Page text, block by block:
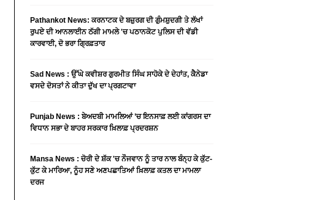
Pathankot News: ਕਰਨਾਟਕ ਦੇ ਬਜ਼ੁਰਗ ਦੀ ਗੁੰਮਸ਼ੁਦਗੀ ਤੇ ਲੱਖਾਂ
ਰੁਪਏ ਦੀ ਆਨਲਾਈਨ ਠੱਗੀ ਮਾਮਲੇ 'ਚ ਪਠਾਨਕੋਟ ਪੁਲਿਸ ਦੀ ਵੱਡੀ
ਕਾਰਵਾਈ, ਦੋ ਭਰਾ ਗ੍ਰਿਫ਼ਤਾਰ
Sad News : ਉੱਘੇ ਕਵੀਸ਼ਰ ਗੁਰਮੀਤ ਸਿੰਘ ਸਾਹੋਕੇ ਦੇ ਦੇਹਾਂਤ, ਕੈਨੇਡਾ
ਵਸਦੇ ਦੋਸਤਾਂ ਨੇ ਕੀਤਾ ਦੁੱਖ ਦਾ ਪ੍ਰਗਟਾਵਾ
Punjab News : ਬੇਅਦਬੀ ਮਾਮਲਿਆਂ ’ਚ ਇਨਸਾਫ਼ ਲਈ ਕਾਂਗਰਸ ਦਾ
ਵਿਧਾਨ ਸਭਾ ਦੇ ਬਾਹਰ ਸਰਕਾਰ ਖ਼ਿਲਾਫ਼ ਪ੍ਰਦਰਸ਼ਨ
Mansa News : ਚੋਰੀ ਦੇ ਸ਼ੱਕ 'ਚ ਨੌਜਵਾਨ ਨੂੰ ਤਾਰ ਨਾਲ ਬੰਨ੍ਹ ਕੇ ਕੁੱਟ-
ਕੁੱਟ ਕੇ ਮਾਰਿਆ, ਨੂੰਹ ਸਣੇ ਅਣਪਛਾਤਿਆਂ ਖ਼ਿਲਾਫ਼ ਕਤਲ ਦਾ ਮਾਮਲਾ
ਦਰਜ